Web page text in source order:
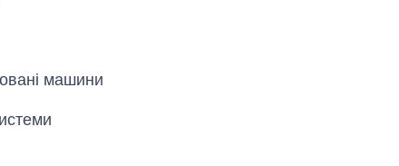
машини